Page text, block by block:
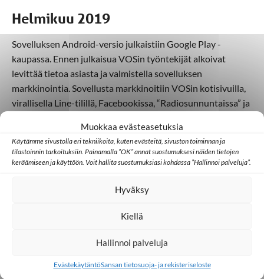
Muokkaa evästeasetuksia
Käytämme sivustolla eri tekniikoita, kuten evästeitä, sivuston toiminnan ja
tilastoinnin tarkoituksiin. Painamalla ”OK” annat suostumuksesi näiden tietojen
keräämiseen ja käyttöön. Voit hallita suostumuksiasi kohdassa ”Hallinnoi palveluja”.
Hyväksy
Kiellä
Hallinnoi palveluja
EvästekäytäntöSansan tietosuoja- ja rekisteriseloste
Helmikuu 2019
Sovelluksen Android-versio julkaistiin Google Play -
kaupassa. Ennen julkaisua VOSin työntekijät alkoivat
levittää tietoa asiasta ja valmistella sovelluksen
markkinointia. Sovellusta markkinoitiin VOSin kotisivuilla,
virallisella Line-tilillä, Facebookissa, “Radiosunnuntaissa” ja
Syyskuu 2019
Ilkka Kastepohja tapasi uudessa roolissaan Aasian
keskusteltiin myös mobiilisovelluksesta.
Sovelluksen markkinointia ja käytön opettamista jatketaan